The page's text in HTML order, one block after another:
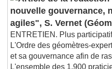
nouvelle gouvernance,
agiles", S. Vernet
ENTRETIEN. Plus
L'Ordre des géomètres-
et sa gouvernance afin de